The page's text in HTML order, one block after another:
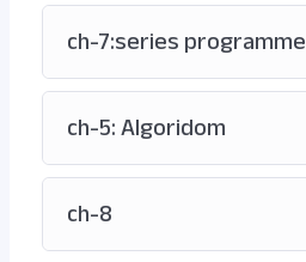
ch-7:series programme
ch-5: Algoridom
ch-8